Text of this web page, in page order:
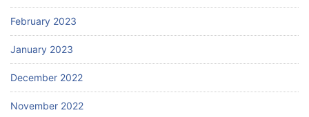
February 2023
January 2023
December 2022
November 2022